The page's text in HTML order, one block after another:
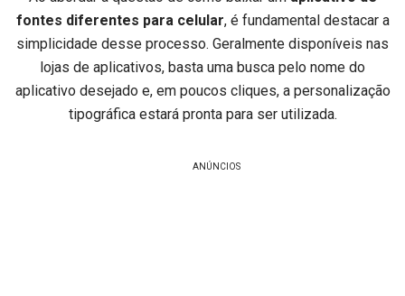
fontes diferentes para celular, é fundamental destacar a
simplicidade desse processo. Geralmente disponíveis nas
lojas de aplicativos, basta uma busca pelo nome do
aplicativo desejado e, em poucos cliques, a personalização
tipográfica estará pronta para ser utilizada.
ANÚNCIOS